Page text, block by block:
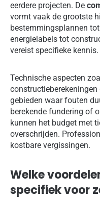
eerdere projecten. De
vormt vaak de grootste
bestemmingsplannen
energielabels tot
vereist specifieke kennis.
Technische aspecten
gebieden waar fouten
berekende fundering of
kunnen het budget met
overschrijden.
kostbare vergissingen.
Welke
specifiek voor